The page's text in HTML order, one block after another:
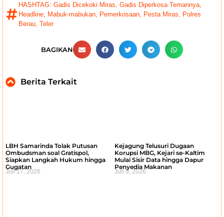
HASHTAG: Gadis Dicekoki Miras, Gadis Diperkosa Temannya,
Headline, Mabuk-mabukan, Pemerkosaan, Pesta Miras, Polres
Berau, Teler
BAGIKAN
Berita Terkait
LBH Samarinda Tolak Putusan
Ombudsman soal Gratispol,
Siapkan Langkah Hukum hingga
Gugatan
Juli 17, 2026
Kejagung Telusuri Dugaan
Korupsi MBG, Kejari se-Kaltim
Mulai Sisir Data hingga Dapur
Penyedia Makanan
Juli 9, 2026